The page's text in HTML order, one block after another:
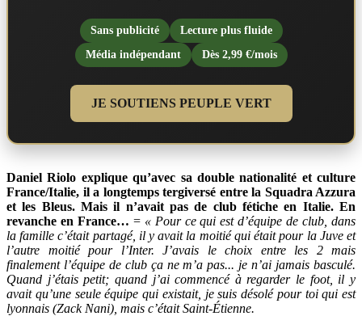
Sans publicité
Lecture plus fluide
Média indépendant
Dès 2,99 €/mois
JE SOUTIENS PEUPLE VERT
Daniel Riolo explique qu’avec sa double nationalité et culture
France/Italie, il a longtemps tergiversé entre la Squadra Azzura
et les Bleus. Mais il n’avait pas de club fétiche en Italie. En
revanche en France… = « Pour ce qui est d’équipe de club, dans
la famille c’était partagé, il y avait la moitié qui était pour la Juve et
l’autre moitié pour l’Inter. J’avais le choix entre les 2 mais
finalement l’équipe de club ça ne m’a pas... je n’ai jamais basculé.
Quand j’étais petit; quand j’ai commencé à regarder le foot, il y
avait qu’une seule équipe qui existait, je suis désolé pour toi qui est
lyonnais (Zack Nani), mais c’était Saint-Étienne.